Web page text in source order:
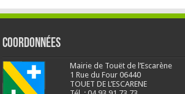
Coordonnées
Mairie de Touët de l’Escarène
1 Rue du Four 06440
TOUET DE L’ESCARENE